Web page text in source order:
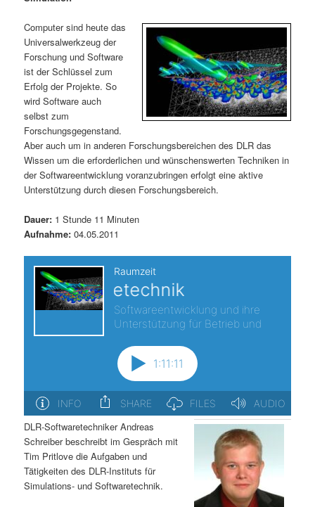
ä
r
e
n
I
n
a
s
r
i
n
g
n
d
ä
r
e
n
n
l
s
p
r
i
n
v
i
g
a
t
i
o
n
Computer sind heute das
Universalwerkzeug der
Forschung und Software
ist der Schlüssel zum
Erfolg der Projekte. So
wird Software auch
selbst zum
Forschungsgegenstand.
Aber auch um in anderen Forschungsbereichen des DLR das
Wissen um die erforderlichen und wünschenswerten Techniken in
der Softwareentwicklung voranzubringen erfolgt eine aktive
Unterstützung durch diesen Forschungsbereich.
Dauer: 1 Stunde 11 Minuten
Aufnahme: 04.05.2011
DLR-Softwaretechniker Andreas
Schreiber beschreibt im Gespräch mit
Tim Pritlove die Aufgaben und
Tätigkeiten des DLR-Instituts für
Simulations- und Softwaretechnik.